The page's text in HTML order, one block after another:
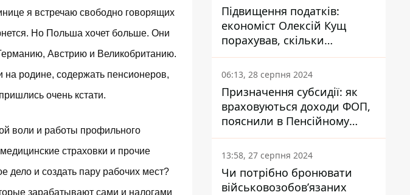
я встречаю свободно говорящих
Но Польша хочет больше. Они
Австрию и Великобританию.
на родине, содержать пенсионеров,
очень кстати.
воли и работы профильного
страховки и прочие
дело и создать пару рабочих мест?
зарабатывают сами и налогами
Підвищення податків:
економіст Олексій Кущ
порахував, скільки
заплатить кожен українець
06:13, 28 серпня 2024
Призначення субсидії: як
враховуються доходи ФОП,
пояснили в Пенсійному
фонді
13:58, 27 серпня 2024
Чи потрібно бронювати
військовозобов’язаних